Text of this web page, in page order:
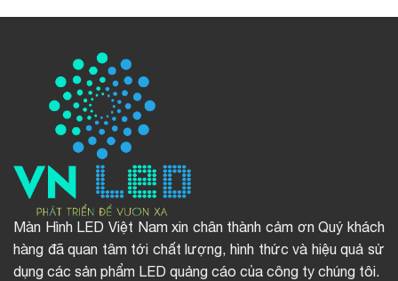
Màn Hình LED Việt Nam xin chân thành cảm ơn Quý khách
hàng đã quan tâm tới chất lượng, hình thức và hiệu quả sử
dụng các sản phẩm LED quảng cáo của công ty chúng tôi.